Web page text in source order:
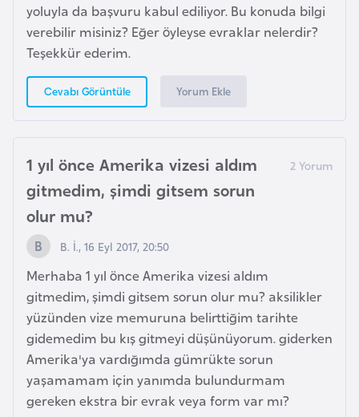
yoluyla da başvuru kabul ediliyor. Bu konuda bilgi
verebilir misiniz? Eğer öyleyse evraklar nelerdir?
Teşekkür ederim.
Cevabı Görüntüle Yorum Ekle
1 yıl önce Amerika vizesi aldım
gitmedim, şimdi gitsem sorun
olur mu?
B. İ., 16 Eyl 2017, 20:50
Merhaba 1 yıl önce Amerika vizesi aldım
gitmedim, şimdi gitsem sorun olur mu? aksilikler
yüzünden vize memuruna belirttiğim tarihte
gidemedim bu kış gitmeyi düşünüyorum. giderken
Amerika'ya vardığımda gümrükte sorun
yaşamamam için yanımda bulundurmam
gereken ekstra bir evrak veya form var mı?
i
n
o
a
H
e
r
s
e
k
B
u
l
g